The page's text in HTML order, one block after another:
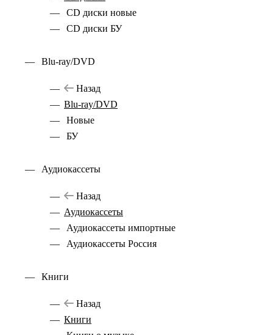
CD диски новые
CD диски БУ
Blu-ray/DVD
Назад
Blu-ray/DVD
Новые
БУ
Аудиокассеты
Назад
Аудиокассеты
Аудиокассеты импортные
Аудиокассеты Россия
Книги
Назад
Книги